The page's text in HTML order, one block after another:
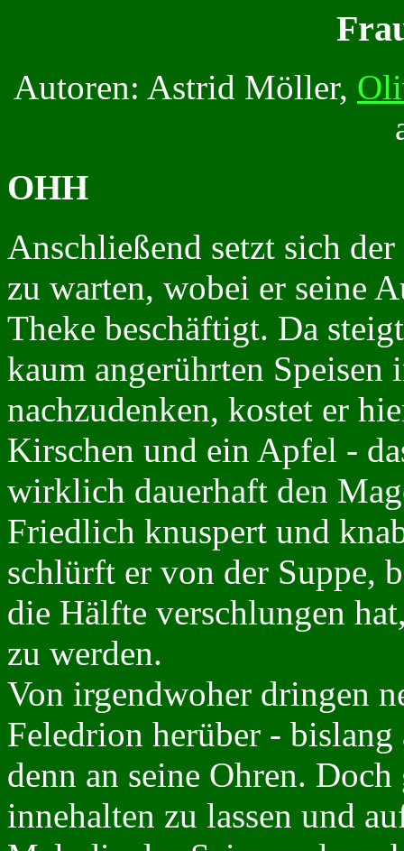
Autoren: Astrid Möller,
OHH
Anschließend setzt sich
zu warten, wobei er seine
Theke beschäftigt. Da
kaum angerührten Speisen
nachzudenken, kostet er
Kirschen und ein Apfel -
wirklich dauerhaft den
Friedlich knuspert und
schlürft er von der Suppe,
die Hälfte verschlungen
zu werden.
Von irgendwoher dringen
Feledrion herüber -
denn an seine Ohren.
innehalten zu lassen und